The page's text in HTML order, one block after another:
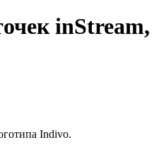
inStream,
Indivo.